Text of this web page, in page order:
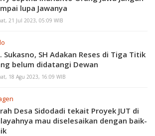
lupa Jawanya
21 Jul 2023, 05:09 WIB
Sukasno, SH Adakan Reses di Tiga Titik
belum didatangi Dewan
18 Agu 2023, 16:09 WIB
Desa Sidodadi tekait Proyek JUT di
mau diselesaikan dengan baik-